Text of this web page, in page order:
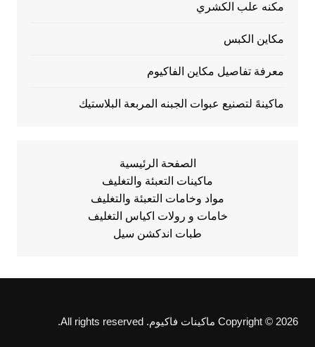
مكنه علب الكشري
مكاين الكبس
معرفة تفاصيل مكاين الفاكيوم
ماكينهً لتصنيع عبوات الجبنه المربعة البلاستيك
الصفحة الرئيسية
ماكينات التعبئة والتغليف
مواد وخامات التعبئة والتغليف
خامات و رولات اكياس التغليف
طبات اندكشن سيل
Copyright © 2026 ماكينات فاكيوم. All rights reserved.